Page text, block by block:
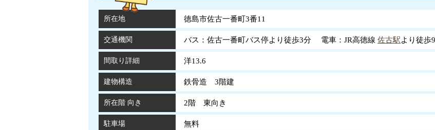
所在地 徳島市佐古一番町3番11
交通機関 バス：佐古一番町バス停より徒歩3分 電車：JR高徳線 佐古駅より徒歩
間取り詳細 洋13.6
建物構造 鉄骨造 3階建
所在階 向き 2階 東向き
駐車場 無料